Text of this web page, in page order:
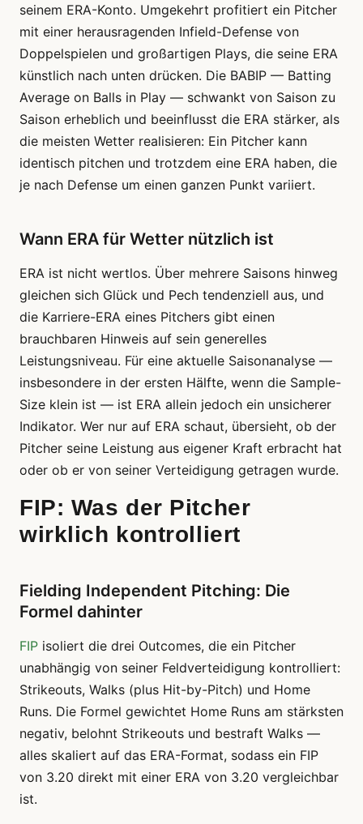
seinem ERA-Konto. Umgekehrt profitiert ein Pitcher
mit einer herausragenden Infield-Defense von
Doppelspielen und großartigen Plays, die seine ERA
künstlich nach unten drücken. Die BABIP — Batting
Average on Balls in Play — schwankt von Saison zu
Saison erheblich und beeinflusst die ERA stärker, als
die meisten Wetter realisieren: Ein Pitcher kann
identisch pitchen und trotzdem eine ERA haben, die
je nach Defense um einen ganzen Punkt variiert.
Wann ERA für Wetter nützlich ist
ERA ist nicht wertlos. Über mehrere Saisons hinweg
gleichen sich Glück und Pech tendenziell aus, und
die Karriere-ERA eines Pitchers gibt einen
brauchbaren Hinweis auf sein generelles
Leistungsniveau. Für eine aktuelle Saisonanalyse —
insbesondere in der ersten Hälfte, wenn die Sample-
Size klein ist — ist ERA allein jedoch ein unsicherer
Indikator. Wer nur auf ERA schaut, übersieht, ob der
Pitcher seine Leistung aus eigener Kraft erbracht hat
oder ob er von seiner Verteidigung getragen wurde.
FIP: Was der Pitcher
wirklich kontrolliert
Fielding Independent Pitching: Die
Formel dahinter
FIP isoliert die drei Outcomes, die ein Pitcher
unabhängig von seiner Feldverteidigung kontrolliert:
Strikeouts, Walks (plus Hit-by-Pitch) und Home
Runs. Die Formel gewichtet Home Runs am stärksten
negativ, belohnt Strikeouts und bestraft Walks —
alles skaliert auf das ERA-Format, sodass ein FIP
von 3.20 direkt mit einer ERA von 3.20 vergleichbar
ist.